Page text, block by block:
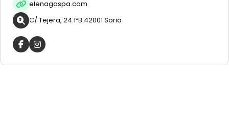
elenagaspa.com
C/ Tejera, 24 1ºB 42001 Soria